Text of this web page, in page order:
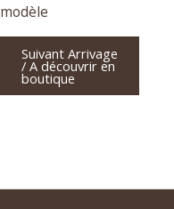
modèle
Suivant Arrivage
/ A découvrir en
boutique